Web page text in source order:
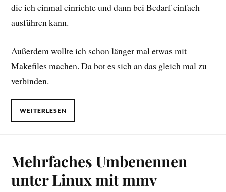
die ich einmal einrichte und dann bei Bedarf einfach
ausführen kann.
Außerdem wollte ich schon länger mal etwas mit
Makefiles machen. Da bot es sich an das gleich mal zu
verbinden.
WEITERLESEN
Mehrfaches Umbenennen
unter Linux mit mmv